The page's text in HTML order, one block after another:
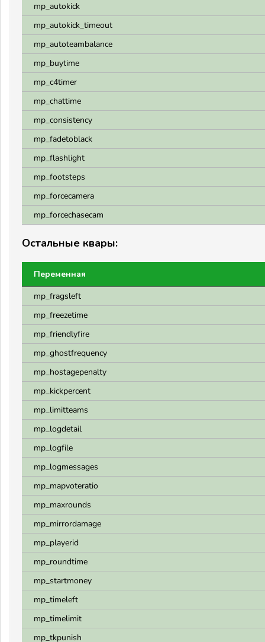
mp_autokick
mp_autokick_timeout
mp_autoteambalance
mp_buytime
mp_c4timer
mp_chattime
mp_consistency
mp_fadetoblack
mp_flashlight
mp_footsteps
mp_forcecamera
mp_forcechasecam
Остальные квары:
Переменная
mp_fragsleft
mp_freezetime
mp_friendlyfire
mp_ghostfrequency
mp_hostagepenalty
mp_kickpercent
mp_limitteams
mp_logdetail
mp_logfile
mp_logmessages
mp_mapvoteratio
mp_maxrounds
mp_mirrordamage
mp_playerid
mp_roundtime
mp_startmoney
mp_timeleft
mp_timelimit
mp_tkpunish